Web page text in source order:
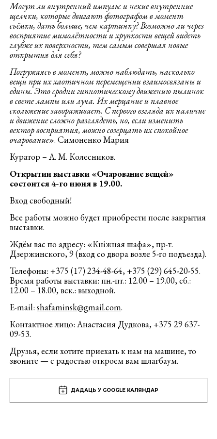
Могут ли внутренний импульс и некие внутренние
щелчки, которые двигают фотографом в момент
съёмки, дать больше, чем картинку? Возможно ли через
восприятие мимолётности и хрупкости вещей видеть
глубже их поверхности, тем самым совершая новые
открытия для себя?
Погружаясь в момент, можно наблюдать, насколько
вещи при их хаотичном перемещении взаимосвязаны и
едины. Это сродни гипнотическому движению пылинок
в свете лампы или луча. Их мерцание и плавное
скольжение завораживает. С первого взгляда их наличие
и движение сложно разглядеть, но, если изменить
вектор восприятия, можно созерцать их спокойное
очарование». Симоненко Мария
Куратор – А. М. Колесников.
Открытии выставки «Очарование вещей»
состоится 4-го июня в 19.00.
Вход свободный!
Все работы можно будет приобрести после закрытия
выставки.
Ждём вас по адресу: «Кніжная шафа», пр-т.
Дзержинского, 9 (вход со двора возле 5-го подъезда).
Телефоны: +375 (17) 234-48-64, +375 (29) 645-20-55.
Время работы выставки: пн.-пт.: 12.00 – 19.00, сб.:
12.00 – 18.00, вск.: выходной.
Е-mail: shafaminsk@gmail.com.
Контактное лицо: Анастасия Дудкова, +375 29 637-
09-53.
Друзья, если хотите приехать к нам на машине, то
звоните — с радостью откроем вам шлагбаум.
ДАДАЦЬ У GOOGLE КАЛЯНДАР